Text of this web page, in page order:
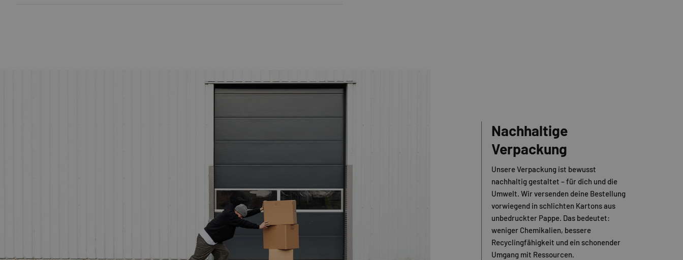
Nachhaltige
Verpackung
Unsere Verpackung ist bewusst
nachhaltig gestaltet – für dich und die
Umwelt. Wir versenden deine Bestellung
vorwiegend in schlichten Kartons aus
unbedruckter Pappe. Das bedeutet:
weniger Chemikalien, bessere
Recyclingfähigkeit und ein schonender
Umgang mit Ressourcen.